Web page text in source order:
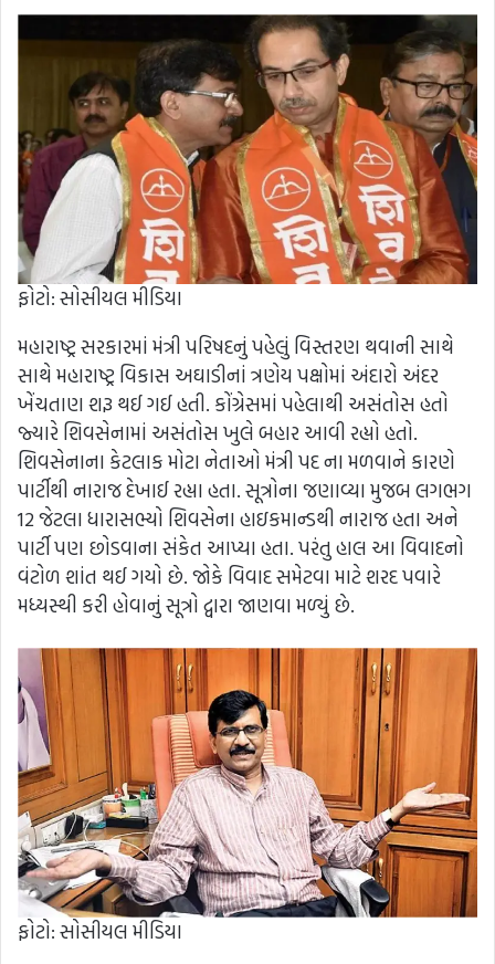
ફોટો: સોસીયલ મીડિયા
મહારાષ્ટ્ર સરકારમાં મંત્રી પરિષદનું પહેલું વિસ્તરણ થવાની સાથે
સાથે મહારાષ્ટ્ર વિકાસ અઘાડીનાં ત્રણેય પક્ષોમાં અંદારો અંદર
ખેંચતાણ શરૂ થઈ ગઈ હતી. કોંગ્રેસમાં પહેલાથી અસંતોસ હતો
જ્યારે શિવસેનામાં અસંતોસ ખુલે બહાર આવી રહ્યો હતો.
શિવસેનાના કેટલાક મોટા નેતાઓ મંત્રી પદ ના મળવાને કારણે
પાર્ટીથી નારાજ દેખાઈ રહ્યા હતા. સૂત્રોના જણાવ્યા મુજબ લગભગ
12 જેટલા ધારાસભ્યો શિવસેના હાઇકમાન્ડથી નારાજ હતા અને
પાર્ટી પણ છોડવાના સંકેત આપ્યા હતા. પરંતુ હાલ આ વિવાદનો
વંટોળ શાંત થઈ ગયો છે. જોકે વિવાદ સમેટવા માટે શરદ પવારે
મધ્યસ્થી કરી હોવાનું સૂત્રો દ્વારા જાણવા મળ્યું છે.
ફોટો: સોસીયલ મીડિયા